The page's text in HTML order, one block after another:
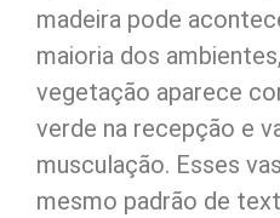
madeira pode
maioria dos
vegetação aparece
verde na recepção e
musculação. Esses
mesmo padrão de